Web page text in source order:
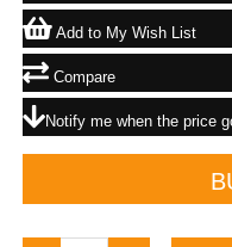
Add to My Wish List
Compare
Notify me when the price